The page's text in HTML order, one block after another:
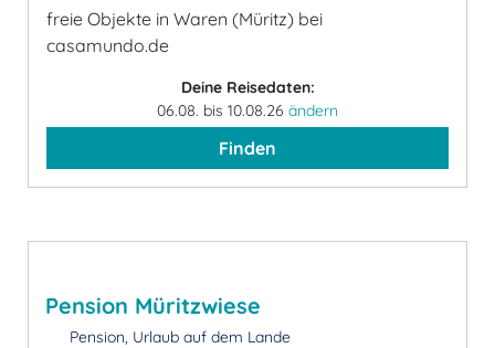
freie Objekte in Waren (Müritz) bei
casamundo.de
Deine Reisedaten:
06.08. bis 10.08.26 ändern
Finden
Pension Müritzwiese
Pension, Urlaub auf dem Lande